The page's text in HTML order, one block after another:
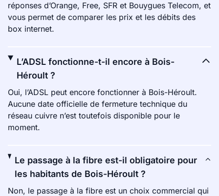
réponses d’Orange, Free, SFR et Bouygues Telecom, et
vous permet de comparer les prix et les débits des
box internet.
L’ADSL fonctionne-t-il encore à Bois-
Héroult ?
Oui, l’ADSL peut encore fonctionner à Bois-Héroult.
Aucune date officielle de fermeture technique du
réseau cuivre n’est toutefois disponible pour le
moment.
Le passage à la fibre est-il obligatoire pour
les habitants de Bois-Héroult ?
Non, le passage à la fibre est un choix commercial qui